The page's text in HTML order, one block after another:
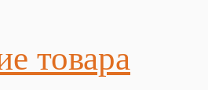
товара